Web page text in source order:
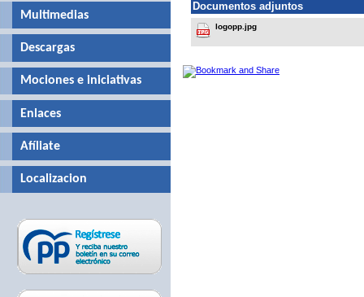
Documentos adjuntos
logopp.jpg
Multimedias
Descargas
Mociones e iniciativas
Enlaces
Afíliate
Localizacion